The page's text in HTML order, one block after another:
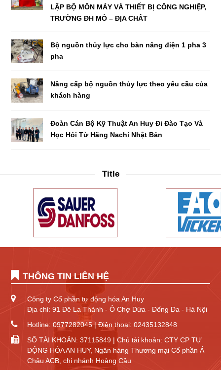
LẬP BỘ MÔN MÁY VÀ THIẾT BỊ CÔNG NGHIỆP,
TRƯỜNG ĐH MỎ – ĐỊA CHẤT
Bộ nguồn thủy lực cho bàn nâng điện 1 pha 3
pha
Nâng cấp bộ nguồn thủy lực theo yêu cầu của
khách hàng
Đoàn Cán Bộ Kỹ Thuật An Huy Đi Đào Tạo Và
Học Hỏi Từ Hãng Nachi Nhật Bản
Title
THÔNG TIN LIÊN HỆ
Công ty Cổ phần tự động hóa An Huy
Địa chỉ: 91 Đê La Thành - Ô Chợ Dừa - Đống Đa - Hà Nội
Hotline: 0977282045 | Điện thoại: 02435132848
SỐ TÀI KHOẢN: 37115849 | Chủ tài khoản: CTY CP TỰ
ĐỘNG HÓA AN HUY, Ngân hàng Thương mại Cổ phần Á
Châu ACB, chi nhánh Hoàng Cầu